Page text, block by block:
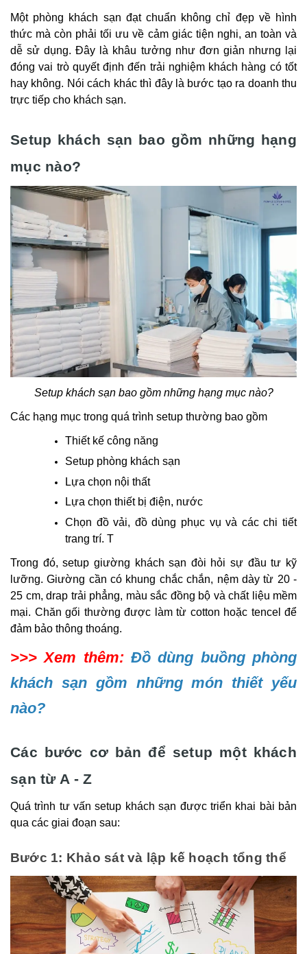
Một phòng khách sạn đạt chuẩn không chỉ đẹp về hình
thức mà còn phải tối ưu về cảm giác tiện nghi, an toàn và
dễ sử dụng. Đây là khâu tưởng như đơn giản nhưng lại
đóng vai trò quyết định đến trải nghiệm khách hàng có tốt
hay không. Nói cách khác thì đây là bước tạo ra doanh thu
trực tiếp cho khách sạn.
Setup khách sạn bao gồm những hạng
mục nào?
Setup khách sạn bao gồm những hạng mục nào?
Các hạng mục trong quá trình setup thường bao gồm
Thiết kế công năng
Setup phòng khách sạn
Lựa chọn nội thất
Lựa chọn thiết bị điện, nước
Chọn đồ vải, đồ dùng phục vụ và các chi tiết
trang trí. T
Trong đó, setup giường khách sạn đòi hỏi sự đầu tư kỹ
lưỡng. Giường cần có khung chắc chắn, nệm dày từ 20 -
25 cm, drap trải phẳng, màu sắc đồng bộ và chất liệu mềm
mại. Chăn gối thường được làm từ cotton hoặc tencel để
đảm bảo thông thoáng.
>>> Xem thêm: Đồ dùng buồng phòng
khách sạn gồm những món thiết yếu
nào?
Các bước cơ bản để setup một khách
sạn từ A - Z
Quá trình tư vấn setup khách sạn được triển khai bài bản
qua các giai đoạn sau:
Bước 1: Khảo sát và lập kế hoạch tổng thể